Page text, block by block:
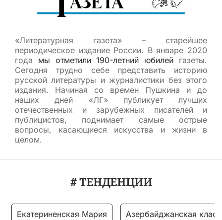
«Литературная газета» – старейшее
периодическое издание России. В январе 2020
года мы отметили 190-летний юбилей газеты.
Сегодня трудно себе представить историю
русской литературы и журналистики без этого
издания. Начиная со времен Пушкина и до
наших дней «ЛГ» публикует лучших
отечественных и зарубежных писателей и
публицистов, поднимает самые острые
вопросы, касающиеся искусства и жизни в
целом.
# ТЕНДЕНЦИИ
Екатериненская Мария Азербайджанская